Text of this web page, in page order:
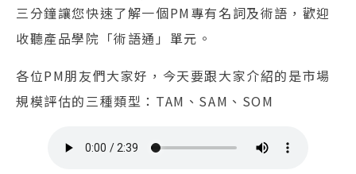
三分鐘讓您快速了解一個PM專有名詞及術語，歡迎
收聽產品學院「術語通」單元。
各位PM朋友們大家好，今天要跟大家介紹的是市場
規模評估的三種類型：TAM、SAM、SOM